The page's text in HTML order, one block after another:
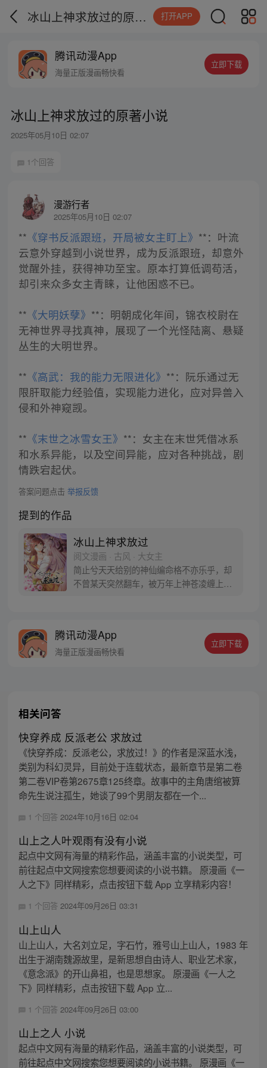
冰山上神求放过的原著小说 打开APP
腾讯动漫App
海量正版漫画畅快看
立即下载
冰山上神求放过的原著小说
2025年05月10日 02:07
1个回答
漫游行者
2025年05月10日 02:07
** 《穿书反派跟班，开局被女主盯上》 **：叶流
云意外穿越到小说世界，成为反派跟班，却意外
觉醒外挂，获得神功至宝。原本打算低调苟活，
却引来众多女主青睐，让他困惑不已。
** 《大明妖孽》 **：明朝成化年间，锦衣校尉在
无神世界寻找真神，展现了一个光怪陆离、悬疑
丛生的大明世界。
** 《高武：我的能力无限进化》 **：阮乐通过无
限肝取能力经验值，实现能力进化，应对异兽入
侵和外神窥觊。
** 《末世之冰雪女王》 **：女主在末世凭借冰系
和水系异能，以及空间异能，应对各种挑战，剧
情跌宕起伏。
答案问题点击 举报反馈
提到的作品
冰山上神求放过
阅文漫画 · 古风 · 大女主
简止兮天天给别的神仙编命格不亦乐乎，却
不曾某天突然翻车，被万年上神苍凌缠上不
呀……等等，这块千年冰块，竟然化了？他
这是要对我做什么……
腾讯动漫App
海量正版漫画畅快看
立即下载
相关问答
快穿养成 反派老公 求放过
《快穿养成：反派老公，求放过！》的作者是深蓝水浅，
类别为科幻灵异，目前处于连载状态，最新章节是第二卷
第二卷VIP卷第2675章125终章。故事中的主角唐绾被算
命先生说注孤生，她谈了99个男朋友都在一个...
1 个回答 2024年10月16日 02:04
山上之人叶观雨有没有小说
起点中文网有海量的精彩作品，涵盖丰富的小说类型，可
前往起点中文网搜索您想要阅读的小说书籍。 原漫画《一
人之下》同样精彩，点击按钮下载 App 立享精彩内容！
1 个回答 2024年09月26日 03:31
山上山人
山上山人，大名刘立足，字石竹，雅号山上山人，1983 年
出生于湖南魏源故里，是新思想自由诗人、职业艺术家，
《意念派》的开山鼻祖，也是思想家。 原漫画《一人之
下》同样精彩，点击按钮下载 App 立...
1 个回答 2024年09月26日 03:00
山上之人 小说
起点中文网有海量的精彩作品，涵盖丰富的小说类型，可
前往起点中文网搜索您想要阅读的小说书籍。 原漫画《一